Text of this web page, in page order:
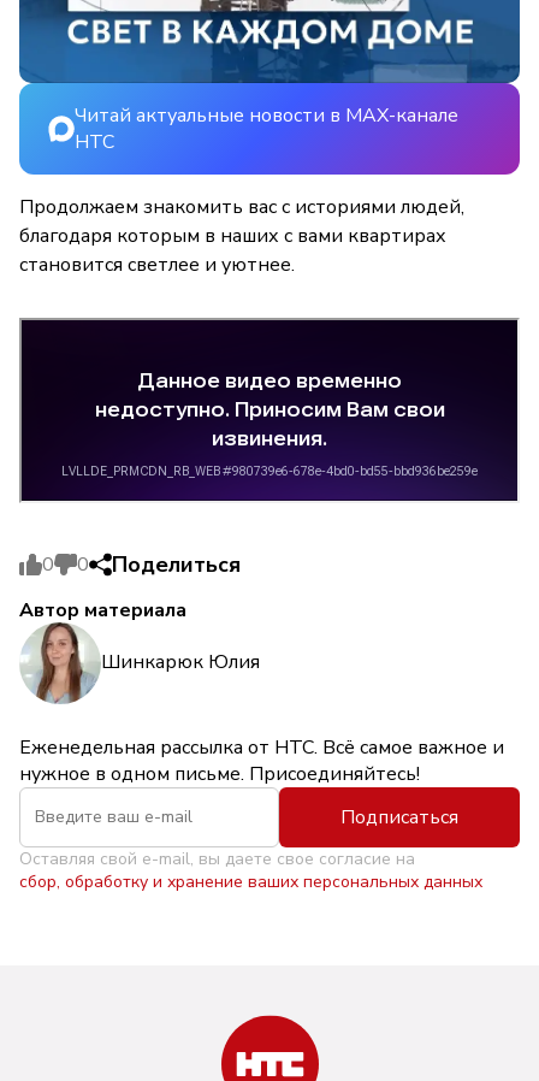
Читай актуальные новости в MAX-канале
НТС
Продолжаем знакомить вас с историями людей,
благодаря которым в наших с вами квартирах
становится светлее и уютнее.
0 0 Поделиться
Автор материала
Шинкарюк Юлия
Еженедельная рассылка от НТС. Всё самое важное и
нужное в одном письме. Присоединяйтесь!
Подписаться
Оставляя свой e-mail, вы даете свое согласие на
сбор, обработку и хранение ваших персональных данных